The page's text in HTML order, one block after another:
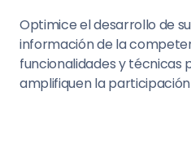
Optimice el desarrollo de
información de la
funcionalidades y técnicas
amplifiquen la participación